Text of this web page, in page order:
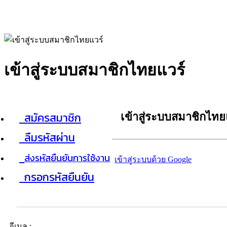
เข้าสู่ระบบสมาชิกไทยแวร์
สมัครสมาชิก
ลืมรหัสผ่าน
ส่งรหัสยืนยันการใช้งาน
กรอกรหัสยืนยัน
เข้าสู่ระบบสมาชิกไท
เข้าสู่ระบบด้วย Google